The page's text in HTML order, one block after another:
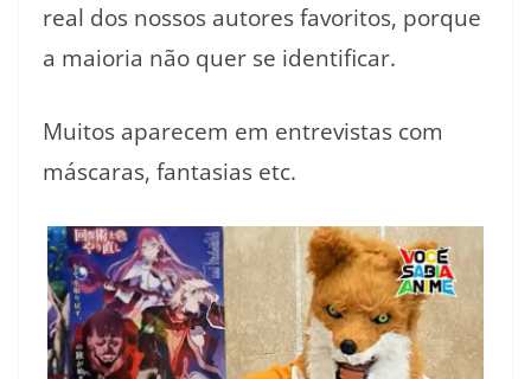
real dos nossos autores favoritos, porque
a maioria não quer se identificar.
Muitos aparecem em entrevistas com
máscaras, fantasias etc.